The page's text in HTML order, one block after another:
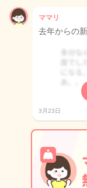
ママリ
去年からの
3月23日